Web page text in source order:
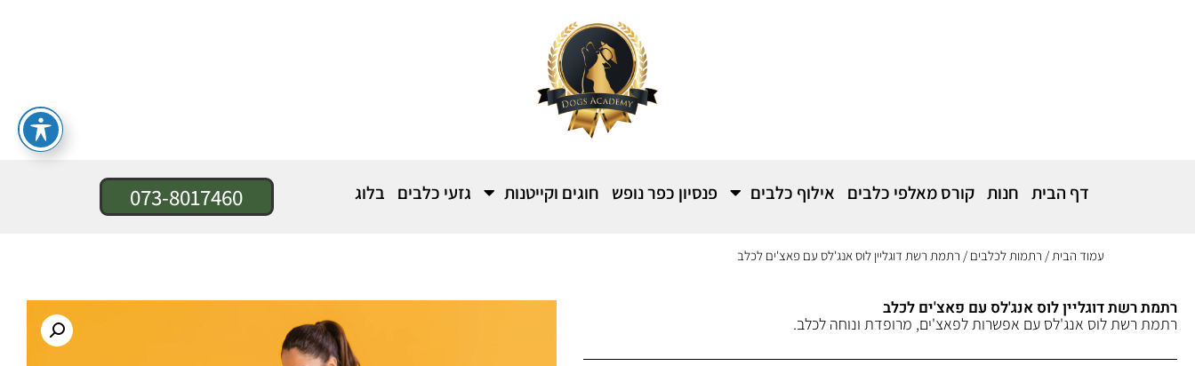
דף הבית חנות קורס מאלפי כלבים אילוף כלבים פנסיון כפר נופש חוגים וקייטנות גזעי כלבים בלוג 073-8017460
עמוד הבית / רתמות לכלבים / רתמת רשת דוגליין לוס אנג'לס עם פאצ'ים לכלב
רתמת רשת דוגליין לוס אנג'לס עם פאצ'ים לכלב
רתמת רשת לוס אנג'לס עם אפשרות לפאצ'ים, מרופדת ונוחה לכלב.